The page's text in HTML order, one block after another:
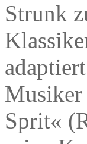
Strunk
Sprit«